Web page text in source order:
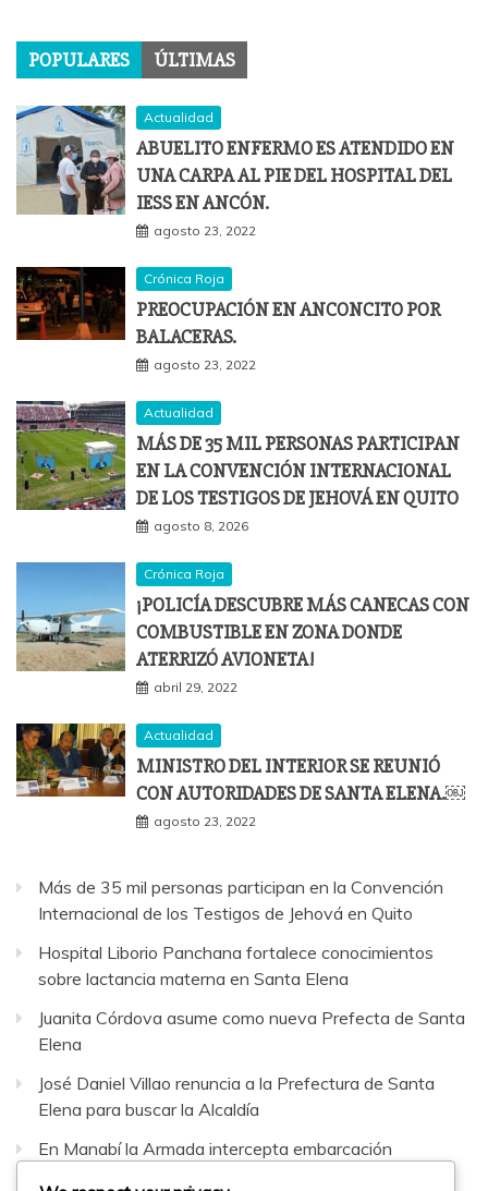
POPULARES ÚLTIMAS
Actualidad
ABUELITO ENFERMO ES ATENDIDO EN
UNA CARPA AL PIE DEL HOSPITAL DEL
IESS EN ANCÓN.
agosto 23, 2022
Crónica Roja
PREOCUPACIÓN EN ANCONCITO POR
BALACERAS.
agosto 23, 2022
Actualidad
MÁS DE 35 MIL PERSONAS PARTICIPAN
EN LA CONVENCIÓN INTERNACIONAL
DE LOS TESTIGOS DE JEHOVÁ EN QUITO
agosto 8, 2026
Crónica Roja
¡POLICÍA DESCUBRE MÁS CANECAS CON
COMBUSTIBLE EN ZONA DONDE
ATERRIZÓ AVIONETA!
abril 29, 2022
Actualidad
MINISTRO DEL INTERIOR SE REUNIÓ
CON AUTORIDADES DE SANTA ELENA.￼
agosto 23, 2022
Más de 35 mil personas participan en la Convención
Internacional de los Testigos de Jehová en Quito
Hospital Liborio Panchana fortalece conocimientos
sobre lactancia materna en Santa Elena
Juanita Córdova asume como nueva Prefecta de Santa
Elena
José Daniel Villao renuncia a la Prefectura de Santa
Elena para buscar la Alcaldía
En Manabí la Armada intercepta embarcación